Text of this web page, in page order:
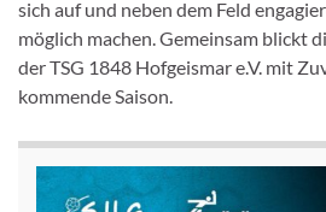
sich auf und neben dem Feld
möglich machen. Gemeinsam blickt
der TSG 1848 Hofgeismar e.V. mit
kommende Saison.